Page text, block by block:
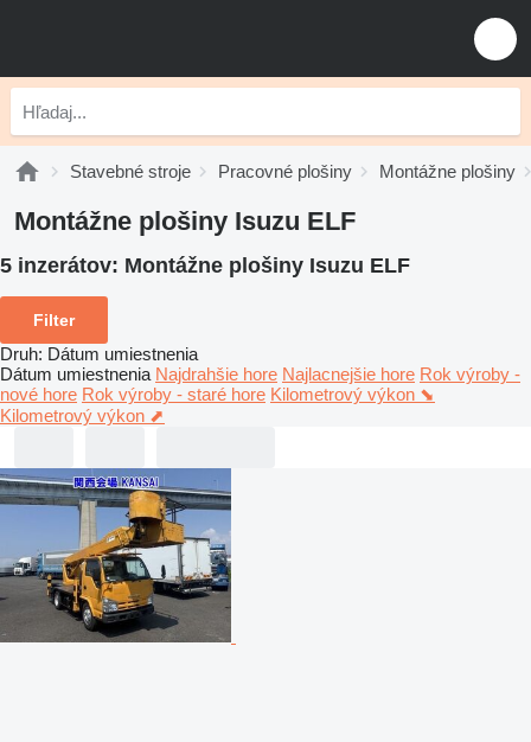
Stavebné stroje Pracovné plošiny Montážne plošiny
Montážne plošiny Isuzu ELF
5 inzerátov: Montážne plošiny Isuzu ELF
Filter
Druh: Dátum umiestnenia
Dátum umiestnenia Najdrahšie hore Najlacnejšie hore Rok výroby -
nové hore Rok výroby - staré hore Kilometrový výkon ⬊
Kilometrový výkon ⬈